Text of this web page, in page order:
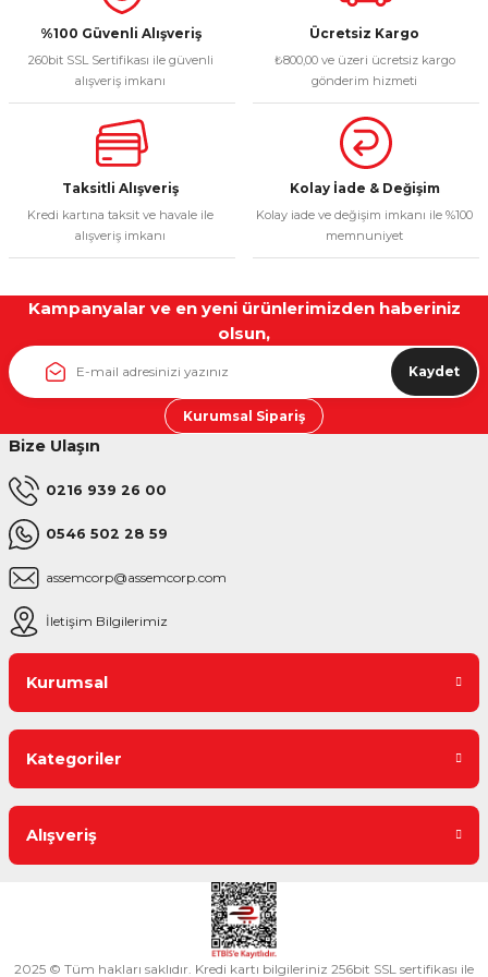
Ürün fiyatı diğer sitelerden daha pahalı.
Bu ürüne benzer farklı alternatifler olmalı.
%100 Güvenli Alışveriş
260bit SSL Sertifikası ile güvenli
alışveriş imkanı
Ücretsiz Kargo
₺800,00 ve üzeri ücretsiz kargo
gönderim hizmeti
Taksitli Alışveriş
Kredi kartına taksit ve havale ile
alışveriş imkanı
Kolay İade & Değişim
Kolay iade ve değişim imkanı ile %100
memnuniyet
Kampanyalar ve en yeni ürünlerimizden haberiniz
olsun,
Kaydet
Kurumsal Sipariş
Bize Ulaşın
0216 939 26 00
0546 502 28 59
assemcorp@assemcorp.com
İletişim Bilgilerimiz
Kurumsal
Kategoriler
Alışveriş
2025 © Tüm hakları saklıdır. Kredi kartı bilgileriniz 256bit SSL sertifikası ile